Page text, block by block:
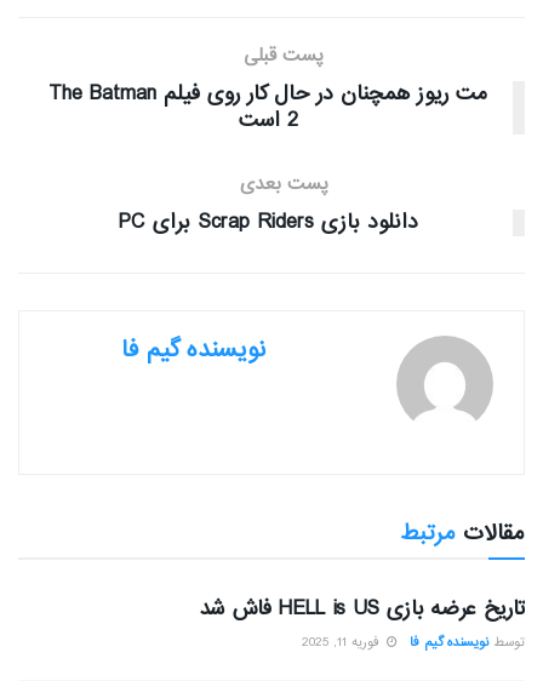
پست قبلی
مت ریوز همچنان در حال کار روی فیلم The Batman
2 است
پست بعدی
دانلود بازی Scrap Riders برای PC
نویسنده گیم فا
مقالات مرتبط
تاریخ عرضه بازی HELL is US فاش شد
توسط نویسنده گیم فا فوریه 11, 2025